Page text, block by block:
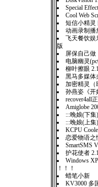
Special
Cool Web
短信小精灵
动画录制
飞天餐饮娱
版
屏保自己做
电脑幽灵
柳叶擦眼
黑马多媒体
加密精灵（
孙燕姿《开
recover4all
Amiglobe
:::晚娘(下
:::晚娘(上
KCPU
恋爱物语之
SmartSMS
护花使者
Windows
！！！
蜡笔小新
KV3000 多